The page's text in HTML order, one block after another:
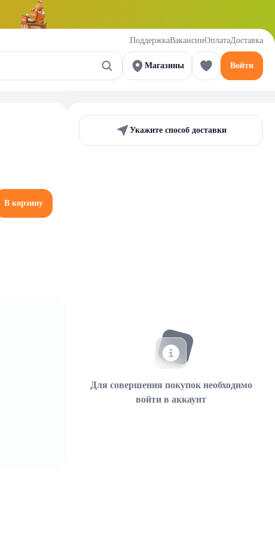
ПоддержкаВакансииОплатаДоставка
Магазины Войти
В корзину
Укажите способ доставки
Для совершения покупок необходимо
войти в аккаунт